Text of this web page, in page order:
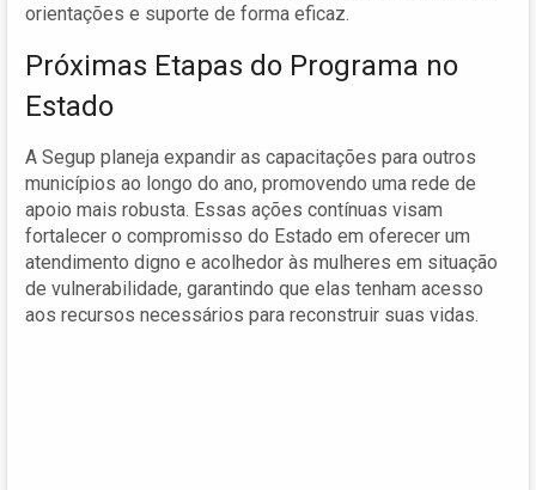
orientações e suporte de forma eficaz.
Próximas Etapas do Programa no
Estado
A Segup planeja expandir as capacitações para outros
municípios ao longo do ano, promovendo uma rede de
apoio mais robusta. Essas ações contínuas visam
fortalecer o compromisso do Estado em oferecer um
atendimento digno e acolhedor às mulheres em situação
de vulnerabilidade, garantindo que elas tenham acesso
aos recursos necessários para reconstruir suas vidas.